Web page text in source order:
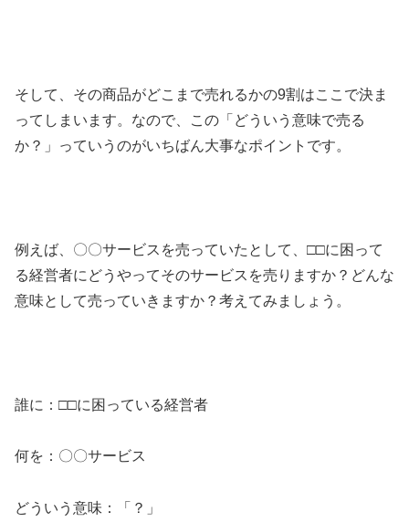
そして、その商品がどこまで売れるかの9割はここで決ま
ってしまいます。なので、この「どういう意味で売る
か？」っていうのがいちばん大事なポイントです。
例えば、〇〇サービスを売っていたとして、□□に困って
る経営者にどうやってそのサービスを売りますか？どんな
意味として売っていきますか？考えてみましょう。
誰に：□□に困っている経営者
何を：〇〇サービス
どういう意味：「？」